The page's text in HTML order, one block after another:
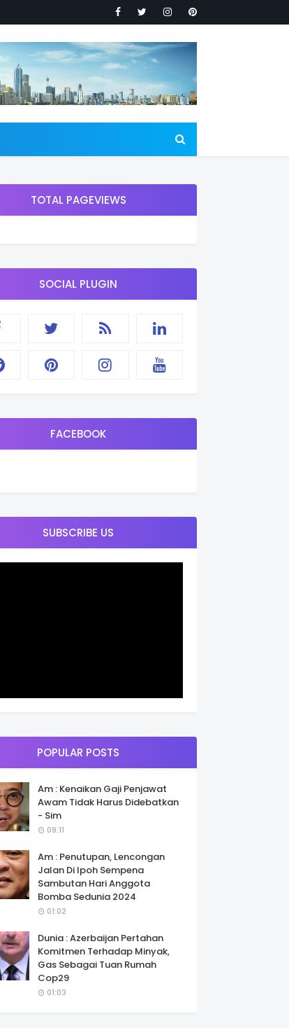
TOTAL PAGEVIEWS
SOCIAL PLUGIN
FACEBOOK
SUBSCRIBE US
POPULAR POSTS
Am : Kenaikan Gaji Penjawat
Awam Tidak Harus Didebatkan
- Sim
09:11
Am : Penutupan, Lencongan
Jalan Di Ipoh Sempena
Sambutan Hari Anggota
Bomba Sedunia 2024
01:02
Dunia : Azerbaijan Pertahan
Komitmen Terhadap Minyak,
Gas Sebagai Tuan Rumah
Cop29
01:03